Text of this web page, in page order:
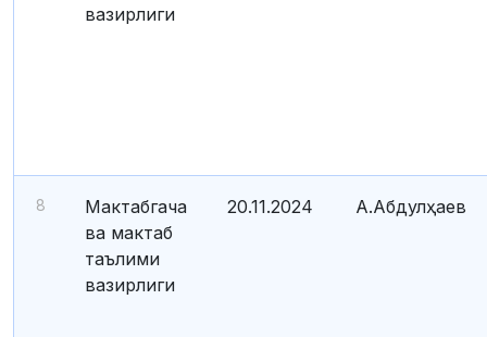
вазирлиги
8
Мактабгача
ва мактаб
таълими
вазирлиги
20.11.2024 А.Абдулҳаев